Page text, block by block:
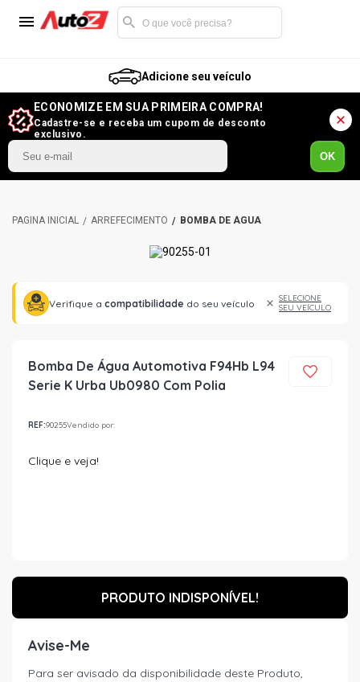
Adicione seu veículo
ECONOMIZE EM SUA PRIMEIRA COMPRA!
Cadastre-se e receba um cupom de desconto
exclusivo.
OK
ARREFECIMENTO BOMBA DE ÁGUA
Verifique a compatibilidade do seu veículo
SELECIONE
SEU VEÍCULO
Bomba De Água Automotiva F94Hb L94
Serie K Urba Ub0980 Com Polia
REF:90255Vendido por:
Clique e veja!
PRODUTO INDISPONÍVEL!
Avise-Me
Para ser avisado da disponibilidade deste Produto,